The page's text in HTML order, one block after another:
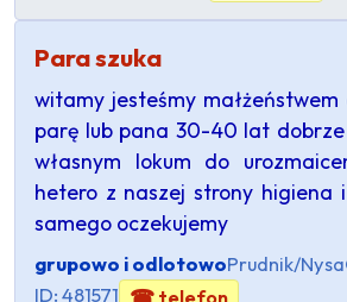
Para szuka
witamy jesteśmy
parę lub pana 30-40 lat
własnym lokum do
hetero z naszej strony higiena
samego oczekujemy
grupowo i odlotowoPrudnik/Nysa
ID: 481571 ☎ telefon